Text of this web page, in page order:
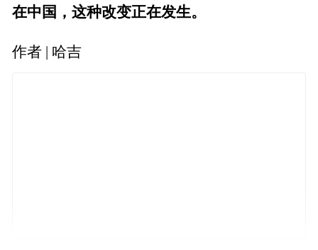
在中国，这种改变正在发生。
作者 | 哈吉